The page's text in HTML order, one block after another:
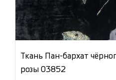
Ткань Пан-бархат
розы 03852